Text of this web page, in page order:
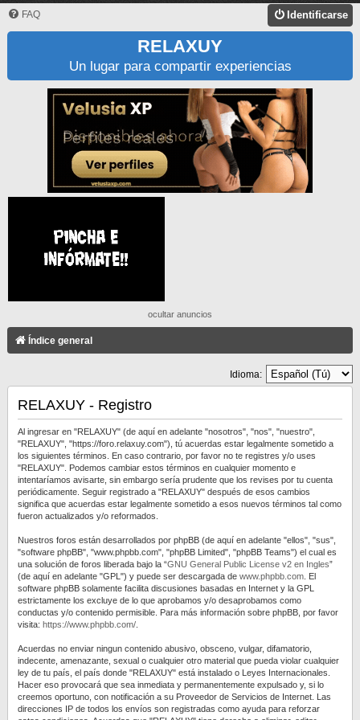
FAQ Identificarse
RELAXUY
Un lugar para compartir experiencias
ocultar anuncios
Índice general
Idioma:
RELAXUY - Registro
Al ingresar en "RELAXUY" (de aquí en adelante "nosotros", "nos", "nuestro",
"RELAXUY", "https://foro.relaxuy.com"), tú acuerdas estar legalmente sometido a
los siguientes términos. En caso contrario, por favor no te registres y/o uses
"RELAXUY". Podemos cambiar estos términos en cualquier momento e
intentaríamos avisarte, sin embargo sería prudente que los revises por tu cuenta
periódicamente. Seguir registrado a "RELAXUY" después de esos cambios
significa que acuerdas estar legalmente sometido a esos nuevos términos tal como
fueron actualizados y/o reformados.
Nuestros foros están desarrollados por phpBB (de aquí en adelante "ellos", "sus",
"software phpBB", "www.phpbb.com", "phpBB Limited", "phpBB Teams") el cual es
una solución de foros liberada bajo la “GNU General Public License v2 en Ingles”
(de aquí en adelante "GPL") y puede ser descargada de www.phpbb.com . El
software phpBB solamente facilita discusiones basadas en Internet y la GPL
estrictamente los excluye de lo que aprobamos y/o desaprobamos como
conductas y/o contenido permisible. Para más información sobre phpBB, por favor
visita: https://www.phpbb.com/
Acuerdas no enviar ningun contenido abusivo, obsceno, vulgar, difamatorio,
indecente, amenazante, sexual o cualquier otro material que pueda violar cualquier
ley de tu país, el país donde "RELAXUY" está instalado o Leyes Internacionales.
Hacer eso provocará que sea inmediata y permanentemente expulsado y, si lo
creemos oportuno, con notificación a su Proveedor de Servicios de Internet. Las
direcciones IP de todos los envíos son registradas como ayuda para reforzar